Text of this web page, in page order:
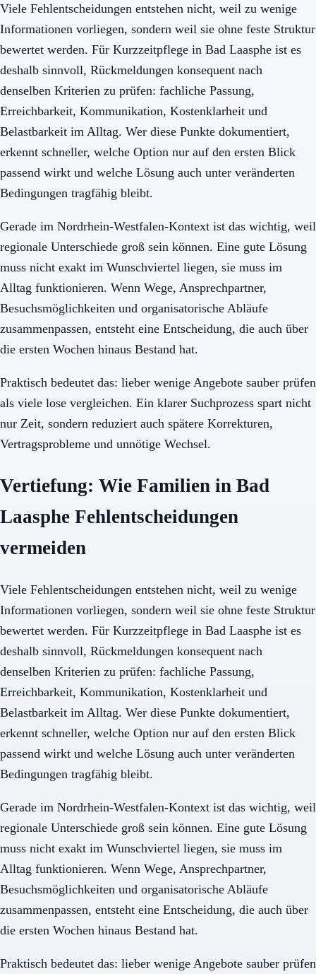
Viele Fehlentscheidungen entstehen nicht, weil zu wenige
Informationen vorliegen, sondern weil sie ohne feste Struktur
bewertet werden. Für Kurzzeitpflege in Bad Laasphe ist es
deshalb sinnvoll, Rückmeldungen konsequent nach
denselben Kriterien zu prüfen: fachliche Passung,
Erreichbarkeit, Kommunikation, Kostenklarheit und
Belastbarkeit im Alltag. Wer diese Punkte dokumentiert,
erkennt schneller, welche Option nur auf den ersten Blick
passend wirkt und welche Lösung auch unter veränderten
Bedingungen tragfähig bleibt.
Gerade im Nordrhein-Westfalen-Kontext ist das wichtig, weil
regionale Unterschiede groß sein können. Eine gute Lösung
muss nicht exakt im Wunschviertel liegen, sie muss im
Alltag funktionieren. Wenn Wege, Ansprechpartner,
Besuchsmöglichkeiten und organisatorische Abläufe
zusammenpassen, entsteht eine Entscheidung, die auch über
die ersten Wochen hinaus Bestand hat.
Praktisch bedeutet das: lieber wenige Angebote sauber prüfen
als viele lose vergleichen. Ein klarer Suchprozess spart nicht
nur Zeit, sondern reduziert auch spätere Korrekturen,
Vertragsprobleme und unnötige Wechsel.
Vertiefung: Wie Familien in Bad
Laasphe Fehlentscheidungen
vermeiden
Viele Fehlentscheidungen entstehen nicht, weil zu wenige
Informationen vorliegen, sondern weil sie ohne feste Struktur
bewertet werden. Für Kurzzeitpflege in Bad Laasphe ist es
deshalb sinnvoll, Rückmeldungen konsequent nach
denselben Kriterien zu prüfen: fachliche Passung,
Erreichbarkeit, Kommunikation, Kostenklarheit und
Belastbarkeit im Alltag. Wer diese Punkte dokumentiert,
erkennt schneller, welche Option nur auf den ersten Blick
passend wirkt und welche Lösung auch unter veränderten
Bedingungen tragfähig bleibt.
Gerade im Nordrhein-Westfalen-Kontext ist das wichtig, weil
regionale Unterschiede groß sein können. Eine gute Lösung
muss nicht exakt im Wunschviertel liegen, sie muss im
Alltag funktionieren. Wenn Wege, Ansprechpartner,
Besuchsmöglichkeiten und organisatorische Abläufe
zusammenpassen, entsteht eine Entscheidung, die auch über
die ersten Wochen hinaus Bestand hat.
Praktisch bedeutet das: lieber wenige Angebote sauber prüfen